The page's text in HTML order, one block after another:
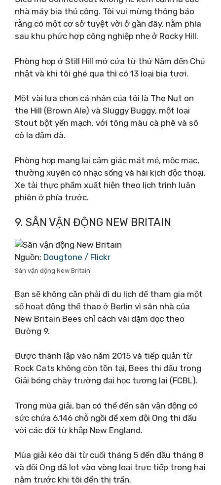
nhà máy bia thủ công. Tôi vui mừng thông báo
rằng có một cơ sở tuyệt vời ở gần đây, nằm phía
sau khu phức hợp công nghiệp nhẹ ở Rocky Hill.
Phòng họp ở Still Hill mở cửa từ thứ Năm đến Chủ
nhật và khi tôi ghé qua thì có 13 loại bia tươi.
Một vài lựa chọn cá nhân của tôi là The Nut on
the Hill (Brown Ale) và Sluggy Buggy, một loại
Stout bột yến mạch, với tông màu cà phê và sô
cô la đậm đà.
Phòng họp mang lại cảm giác mát mẻ, mộc mạc,
thường xuyên có nhạc sống và hài kịch độc thoại.
Xe tải thực phẩm xuất hiện theo lịch trình luân
phiên ở phía trước.
9. SÂN VẬN ĐỘNG NEW BRITAIN
Nguồn: Dougtone / Flickr
Sân vận động New Britain
Bạn sẽ không cần phải đi du lịch để tham gia một
số hoạt động thể thao ở Berlin vì sân nhà của
New Britain Bees chỉ cách vài dặm dọc theo
Đường 9.
Được thành lập vào năm 2015 và tiếp quản từ
Rock Cats không còn tồn tại, Bees thi đấu trong
Giải bóng chày trường đại học tương lai (FCBL).
Trong mùa giải, bạn có thể đến sân vận động có
sức chứa 6.146 chỗ ngồi để xem đội Ong thi đấu
với các đội từ khắp New England.
Mùa giải kéo dài từ cuối tháng 5 đến đầu tháng 8
và đội Ong đã lọt vào vòng loại trực tiếp trong hai
năm trước khi tôi đến thị trấn.